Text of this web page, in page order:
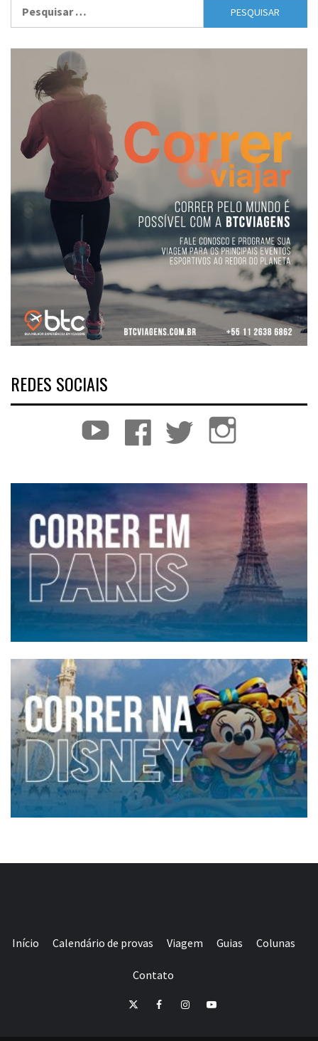
REDES SOCIAIS
YouTube Facebook Twitter
Início Calendário de provas Viagem Guias Colunas
Contato
TwitterFacebookInstagramYoutube